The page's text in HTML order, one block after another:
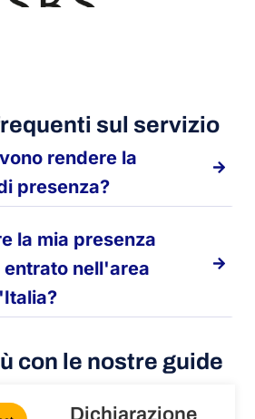
sul servizio
rendere la
presenza?
la mia presenza
entrato nell'area
con le nostre guide
Dichiarazione